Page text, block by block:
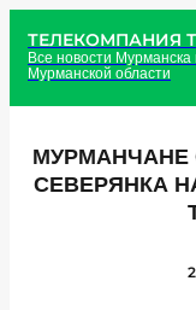
ТЕЛЕКОМПАНИЯ
Все новости Мурманска
Мурманской области
МУРМАНЧАНЕ
СЕВЕРЯНКА